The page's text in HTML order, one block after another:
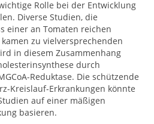
Rolle bei der Entwicklung
Diverse Studien, die
einer an Tomaten reichen
zu vielversprechenden
in diesem Zusammenhang
durch
Reduktase. Die schützende
Kreislauf-Erkrankungen könnte
auf einer mäßigen
basieren.